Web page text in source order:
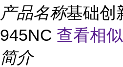
产品名称基础创
945NC 查看相
简介